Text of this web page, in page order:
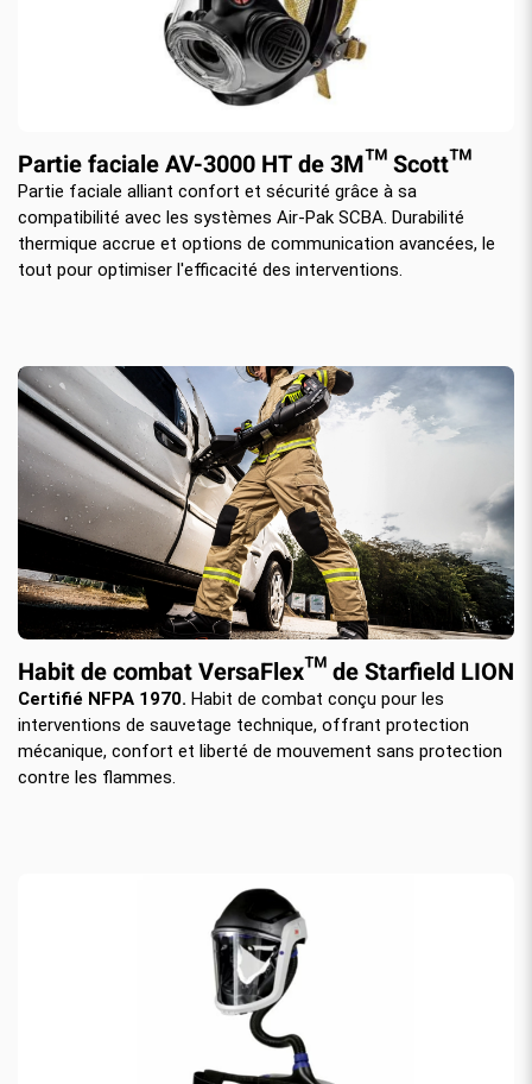
Partie faciale AV-3000 HT de 3M™ Scott™
Partie faciale alliant confort et sécurité grâce à sa
compatibilité avec les systèmes Air-Pak SCBA. Durabilité
thermique accrue et options de communication avancées, le
tout pour optimiser l'efficacité des interventions.
Habit de combat VersaFlex™ de Starfield LION
Certifié NFPA 1970. Habit de combat conçu pour les
interventions de sauvetage technique, offrant protection
mécanique, confort et liberté de mouvement sans protection
contre les flammes.